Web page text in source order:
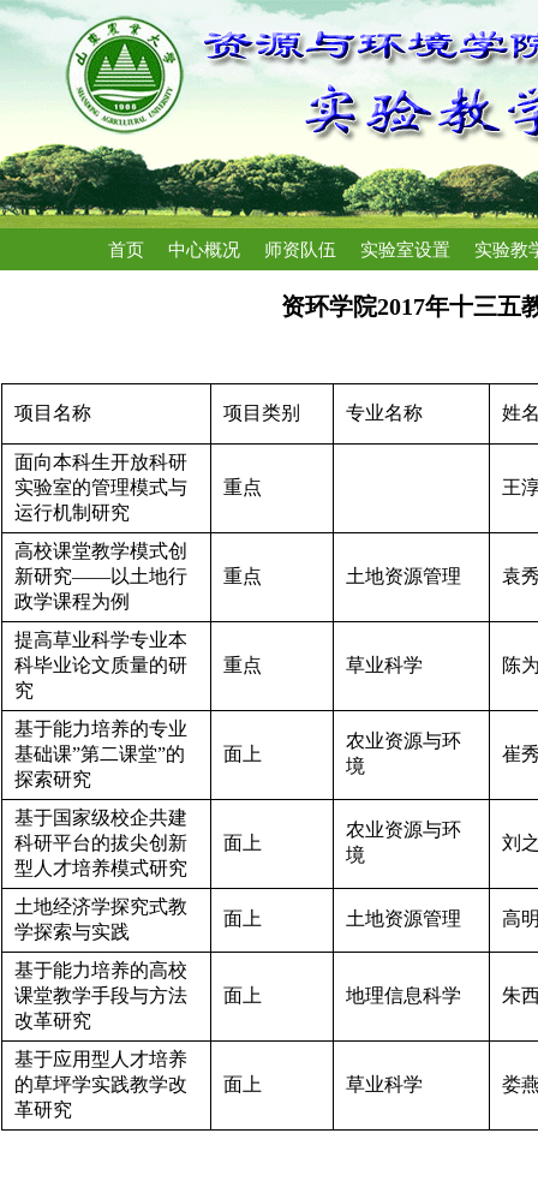
首页 中心概况 师资队伍 实验室设置 实验教
资环学院2017年十三五
项目名称 项目类别 专业名称 姓
面向本科生开放科研
实验室的管理模式与
运行机制研究
重点 王
高校课堂教学模式创
新研究――以土地行
政学课程为例
重点 土地资源管理 袁
提高草业科学专业本
科毕业论文质量的研
究
重点 草业科学 陈
基于能力培养的专业
基础课”第二课堂”的
探索研究
面上
农业资源与环
境
崔
基于国家级校企共建
科研平台的拔尖创新
型人才培养模式研究
面上
农业资源与环
境
刘
土地经济学探究式教
学探索与实践
面上 土地资源管理 高
基于能力培养的高校
课堂教学手段与方法
改革研究
面上 地理信息科学 朱
基于应用型人才培养
的草坪学实践教学改
革研究
面上 草业科学 娄